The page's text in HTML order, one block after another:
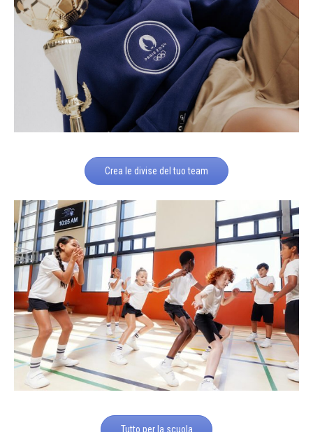
Crea le divise del tuo team
Tutto per la scuola